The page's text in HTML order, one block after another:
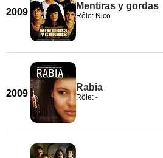
2009
Mentiras y gordas
Rôle: Nico
2009
Rabia
Rôle: -